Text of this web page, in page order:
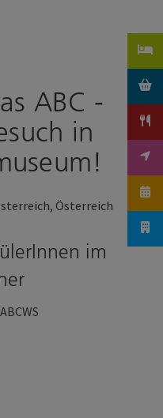
ABC -
in
Österreich
im